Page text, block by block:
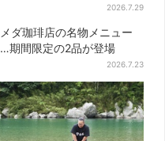
2026.7.29
ダ珈琲店の名物メニュー
期間限定の2品が登場
2026.7.23